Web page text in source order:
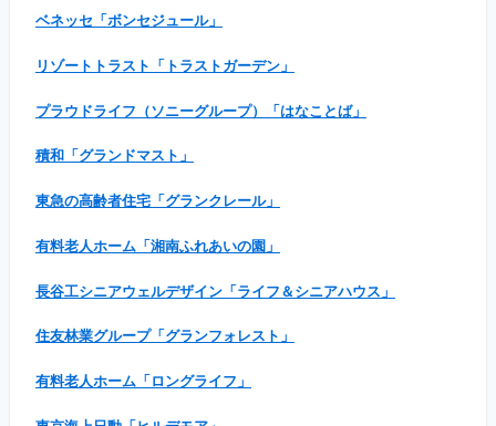
ベネッセ「ボンセジュール」
リゾートトラスト「トラストガーデン」
プラウドライフ（ソニーグループ）「はなことば」
積和「グランドマスト」
東急の高齢者住宅「グランクレール」
有料老人ホーム「湘南ふれあいの園」
長谷工シニアウェルデザイン「ライフ＆シニアハウス」
住友林業グループ「グランフォレスト」
有料老人ホーム「ロングライフ」